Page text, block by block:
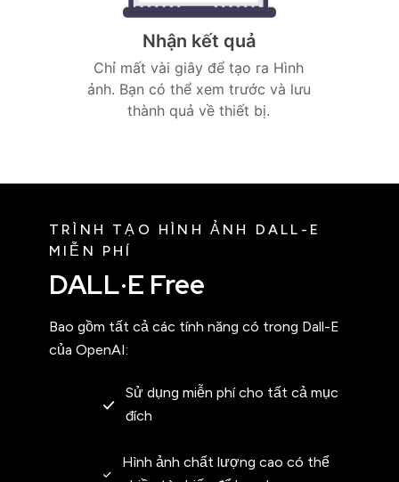
Nhận kết quả
Chỉ mất vài giây để tạo ra Hình
ảnh. Bạn có thể xem trước và lưu
thành quả về thiết bị.
TRÌNH TẠO HÌNH ẢNH DALL-E
MIỄN PHÍ
DALL·E Free
Bao gồm tất cả các tính năng có trong Dall-E
của OpenAI:
Sử dụng miễn phí cho tất cả mục
đích
Hình ảnh chất lượng cao có thể